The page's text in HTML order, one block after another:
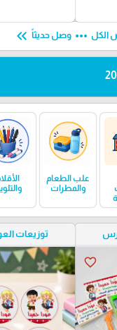
الكل more_horiz وصل حديثاً keyboard_double_arrow_left
علب الطعام
والمطرات
favorite_border
توزيعات